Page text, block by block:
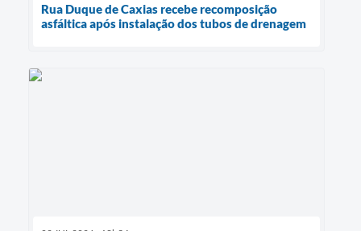
Rua Duque de Caxias recebe recomposição
asfáltica após instalação dos tubos de drenagem